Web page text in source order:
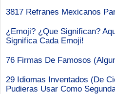
3817 Refranes Mexicanos
¿Emoji? ¿Que Significan?
Significa Cada Emoji!
76 Firmas De Famosos
29 Idiomas Inventados (De
Pudieras Usar Como